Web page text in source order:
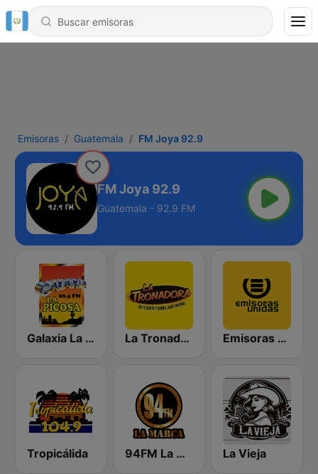
Emisoras Guatemala FM Joya 92.9
FM Joya 92.9
Guatemala - 92.9 FM
Galaxia La Picosa La Tronadora Emisoras Unidas
Tropicálida 94FM La Marca La Vieja